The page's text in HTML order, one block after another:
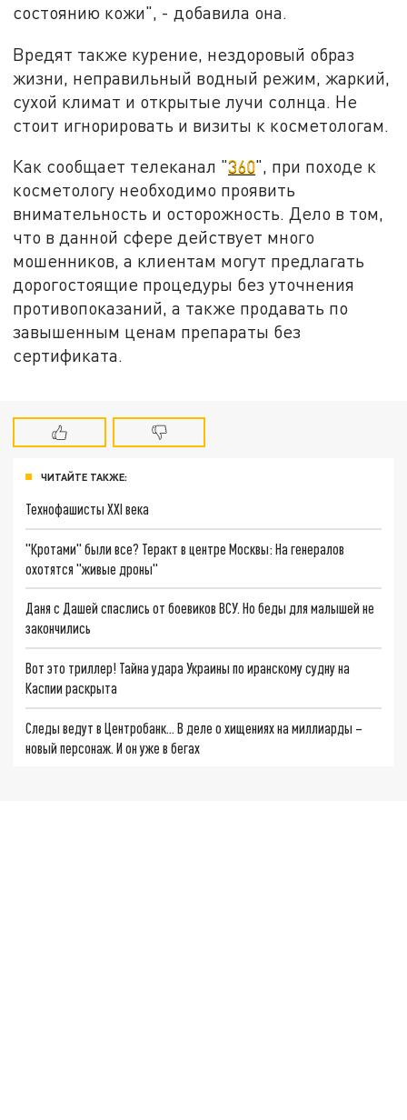
состоянию кожи", - добавила она.
Вредят также курение, нездоровый образ
жизни, неправильный водный режим, жаркий,
сухой климат и открытые лучи солнца. Не
стоит игнорировать и визиты к косметологам.
Как сообщает телеканал "360", при походе к
косметологу необходимо проявить
внимательность и осторожность. Дело в том,
что в данной сфере действует много
мошенников, а клиентам могут предлагать
дорогостоящие процедуры без уточнения
противопоказаний, а также продавать по
завышенным ценам препараты без
сертификата.
ЧИТАЙТЕ ТАКЖЕ:
Технофашисты XXI века
"Кротами" были все? Теракт в центре Москвы: На генералов
охотятся "живые дроны"
Даня с Дашей спаслись от боевиков ВСУ. Но беды для малышей не
закончились
Вот это триллер! Тайна удара Украины по иранскому судну на
Каспии раскрыта
Следы ведут в Центробанк… В деле о хищениях на миллиарды –
новый персонаж. И он уже в бегах